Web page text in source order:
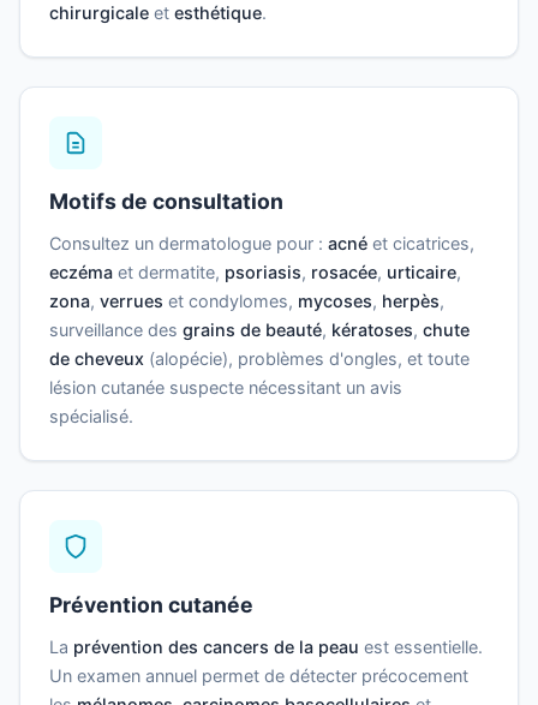
chirurgicale et esthétique.
Motifs de consultation
Consultez un dermatologue pour : acné et cicatrices,
eczéma et dermatite, psoriasis, rosacée, urticaire,
zona, verrues et condylomes, mycoses, herpès,
surveillance des grains de beauté, kératoses, chute
de cheveux (alopécie), problèmes d'ongles, et toute
lésion cutanée suspecte nécessitant un avis
spécialisé.
Prévention cutanée
La prévention des cancers de la peau est essentielle.
Un examen annuel permet de détecter précocement